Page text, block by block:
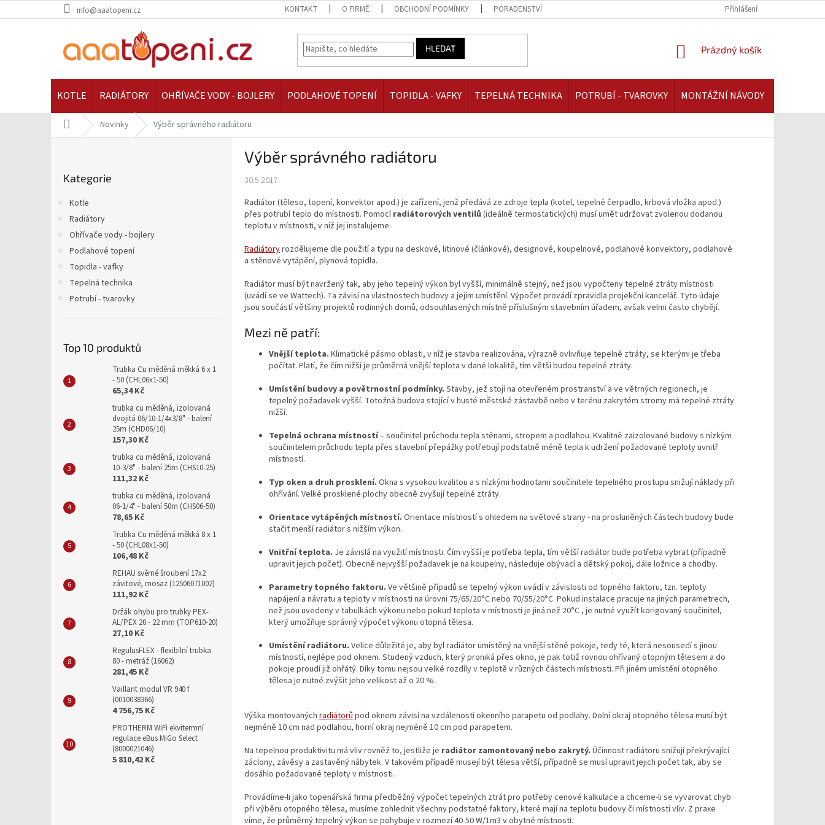
na
info@aaatopeni.cz KONTAKT O FIRMĚ OBCHODNÍ PODMÍNKY PORADENSTVÍ PLATBA A DOPRAVA |
Přihlášení
HLEDAT
NÁKUPNÍ
Prázdný košík
KOTLE RADIÁTORY OHŘÍVAČE VODY - BOJLERY PODLAHOVÉ TOPENÍ TOPIDLA - VAFKY TEPELNÁ TECHNIKA POTRUBÍ - TVAROVKY MONTÁŽNÍ NÁVODY
Domů Novinky Výběr správného radiátoru
kategorie
Kategorie
Kotle
Radiátory
Ohřívače vody - bojlery
Podlahové topení
Topidla - vafky
Tepelná technika
Potrubí - tvarovky
Top 10 produktů
Trubka Cu měděná měkká 6 x 1
- 50 (CHL06x1-50)
65,34 Kč
trubka cu měděná, izolovaná
dvojitá 06/10-1/4x3/8" - balení
25m (CHD06/10)
157,30 Kč
trubka cu měděná, izolovaná
10-3/8" - balení 25m (CHS10-25)
111,32 Kč
trubka cu měděná, izolovaná
06-1/4" - balení 50m (CHS06-50)
78,65 Kč
Trubka Cu měděná měkká 8 x 1
- 50 (CHL08x1-50)
106,48 Kč
REHAU svěrné šroubení 17x2
závitové, mosaz (12506071002)
111,92 Kč
Držák ohybu pro trubky PEX-
AL/PEX 20 - 22 mm (TOP610-20)
27,10 Kč
RegulusFLEX - flexibilní trubka
80 - metráž (16062)
281,45 Kč
Vaillant modul VR 940 f
(0010038366)
4 756,75 Kč
PROTHERM WiFi ekvitermní
regulace eBus MiGo Select
(8000021046)
5 810,42 Kč
Výběr správného radiátoru
30.5.2017
Radiátor (těleso, topení, konvektor apod.) je zařízení, jenž předává ze zdroje tepla (kotel, tepelné čerpadlo, krbová vložka apod.)
přes potrubí teplo do místnosti. Pomocí radiátorových ventilů (ideálně termostatických) musí umět udržovat zvolenou dodanou
teplotu v místnosti, v níž jej instalujeme.
Radiátoryrozdělujeme dle použití a typu na deskové, litinové (článkové), designové, koupelnové, podlahové konvektory, podlahové
a stěnové vytápění, plynová topidla.
Radiátor musí být navržený tak, aby jeho tepelný výkon byl vyšší, minimálně stejný, než jsou vypočteny tepelné ztráty místnosti
(uvádí se ve Wattech). Ta závisí na vlastnostech budovy a jejím umístění. Výpočet provádí zpravidla projekční kancelář. Tyto údaje
jsou součástí většiny projektů rodinných domů, odsouhlasených místně příslušným stavebním úřadem, avšak velmi často chybějí.
Mezi ně patří:
Vnější teplota. Klimatické pásmo oblasti, v níž je stavba realizována, výrazně ovlivňuje tepelné ztráty, se kterými je třeba
počítat. Platí, že čím nižší je průměrná vnější teplota v dané lokalitě, tím větší budou tepelné ztráty.
Umístění budovy a povětrnostní podmínky. Stavby, jež stojí na otevřeném prostranství a ve větrných regionech, je
tepelný požadavek vyšší. Totožná budova stojící v husté městské zástavbě nebo v terénu zakrytém stromy má tepelné ztráty
nižší.
Tepelná ochrana místností– součinitel průchodu tepla stěnami, stropem a podlahou. Kvalitně zaizolované budovy s nízkým
součinitelem průchodu tepla přes stavební přepážky potřebují podstatně méně tepla k udržení požadované teploty uvnitř
místností.
Typ oken a druh prosklení. Okna s vysokou kvalitou a s nízkými hodnotami součinitele tepelného prostupu snižují náklady při
ohřívání. Velké prosklené plochy obecně zvyšují tepelné ztráty.
Orientace vytápěných místností. Orientace místností s ohledem na světové strany - na prosluněných částech budovy bude
stačit menší radiátor s nižším výkon.
Vnitřní teplota. Je závislá na využití místnosti. Čím vyšší je potřeba tepla, tím větší radiátor bude potřeba vybrat (případně
upravit jejich počet). Obecně nejvyšší požadavek je na koupelny, následuje obývací a dětský pokoj, dále ložnice a chodby.
Parametry topného faktoru. Ve většině případů se tepelný výkon uvádí v závislosti od topného faktoru, tzn. teploty
napájení a návratu a teploty v místnosti na úrovni 75/65/20°C nebo 70/55/20°C. Pokud instalace pracuje na jiných parametrech,
než jsou uvedeny v tabulkách výkonu nebo pokud teplota v místnosti je jiná než 20°C , je nutné využít korigovaný součinitel,
který umožňuje správný výpočet výkonu otopná tělesa.
Umístění radiátoru. Velice důležité je, aby byl radiátor umístěný na vnější stěně pokoje, tedy té, která nesousedí s jinou
místností, nejlépe pod oknem. Studený vzduch, který proniká přes okno, je pak totiž rovnou ohřívaný otopným tělesem a do
pokoje proudí již ohřátý. Díky tomu nejsou velké rozdíly v teplotě v různých částech místnosti. Při jiném umístění otopného
tělesa je nutné zvýšit jeho velikost až o 20 %.
Výška montovaných radiátorůpod oknem závisí na vzdálenosti okenního parapetu od podlahy. Dolní okraj otopného tělesa musí být
nejméně 10 cm nad podlahou, horní okraj nejméně 10 cm pod parapetem.
Na tepelnou produktivitu má vliv rovněž to, jestliže je radiátor zamontovaný nebo zakrytý. Účinnost radiátoru snižují překrývající
záclony, závěsy a zastavěný nábytek. V takovém případě musejí být tělesa větší, případně se musí upravit jejich počet tak, aby se
dosáhlo požadované teploty v místnosti.
Provádíme-li jako topenářská firma předběžný výpočet tepelných ztrát pro potřeby cenové kalkulace a chceme-li se vyvarovat chyb
při výběru otopného tělesa, musíme zohlednit všechny podstatné faktory, které mají na teplotu budovy či místnosti vliv. Z praxe
víme, že průměrný tepelný výkon se pohybuje v rozmezí 40-50 W/1m3 v obytné místnosti.